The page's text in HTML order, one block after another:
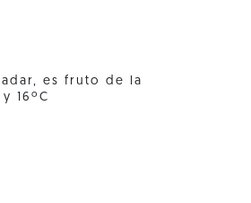
es fruto de la
16ºC